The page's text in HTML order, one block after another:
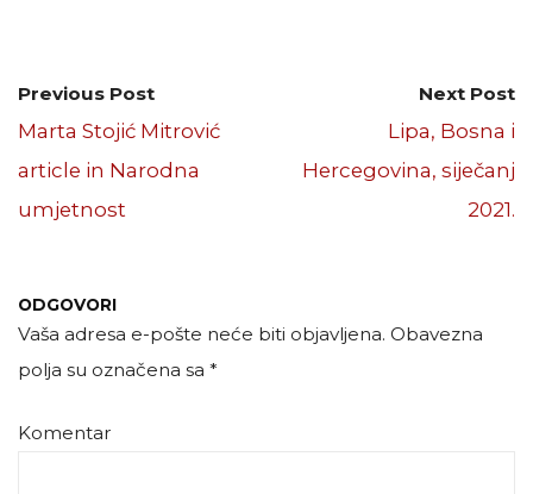
Previous Post
Marta Stojić Mitrović
article in Narodna
umjetnost
Next Post
Lipa, Bosna i
Hercegovina, siječanj
2021.
ODGOVORI
Vaša adresa e-pošte neće biti objavljena. Obavezna
polja su označena sa*
Komentar